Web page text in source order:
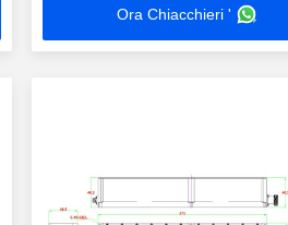
Ora Chiacchieri '